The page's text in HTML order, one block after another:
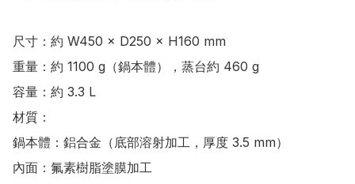
尺寸：約 W450 × D250 × H160 mm
重量：約 1100 g（鍋本體），蒸台約 460 g
容量：約 3.3 L
材質：
鍋本體：鋁合金（底部溶射加工，厚度 3.5 mm）
內面：氟素樹脂塗膜加工